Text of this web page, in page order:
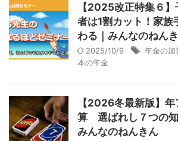
【2025改正特集６
者は1割カット！家族
わる｜みんなのねん
2025/10/9 年金の加
本の年金
【2026冬最新版】
算 選ばれし７つの知
みんなのねんきん